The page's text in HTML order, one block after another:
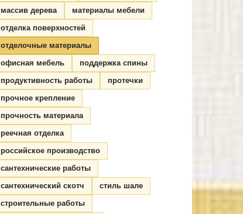
массив дерева
материалы мебели
отделка поверхностей
отделочные материалы
офисная мебель
поддержка спины
продуктивность работы
протечки
прочное крепление
прочность материала
реечная отделка
российское производство
сантехнические работы
сантехнический скотч
стиль шале
строительные работы